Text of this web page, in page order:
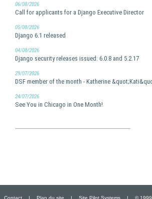
06/08/2026
Call for applicants for a Django Executive Director
05/08/2026
Django 6.1 released
04/08/2026
Django security releases issued: 6.0.8 and 5.2.17
29/07/2026
DSF member of the month - Katherine
24/07/2026
See You in Chicago in One Month!
Contact | Plan du site | Site Pilot Systems | ©